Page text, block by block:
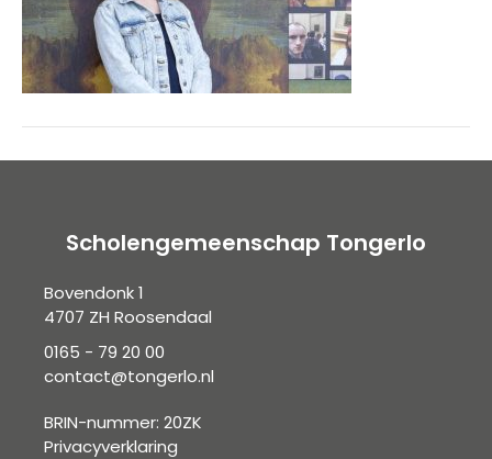
Scholengemeenschap Tongerlo
Bovendonk 1
4707 ZH Roosendaal
0165 - 79 20 00
contact@tongerlo.nl
BRIN-nummer: 20ZK
Privacyverklaring